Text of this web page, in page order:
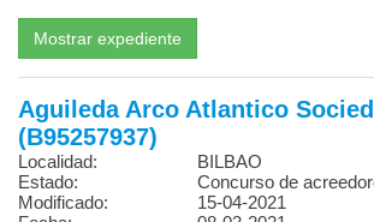
Aguileda Arco Atlantico
(B95257937)
Localidad:
BILBAO
Estado:
Concurso de
Modificado:
15-04-2021